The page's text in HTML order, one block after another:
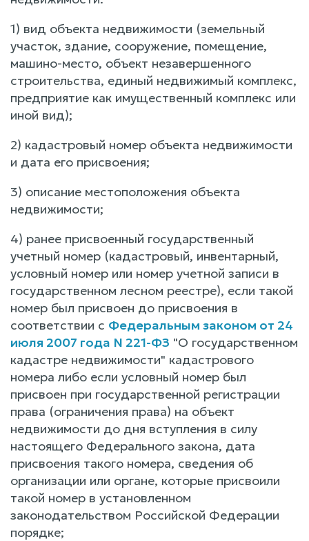
1) вид объекта недвижимости (земельный
участок, здание, сооружение, помещение,
машино-место, объект незавершенного
строительства, единый недвижимый комплекс,
предприятие как имущественный комплекс или
иной вид);
2) кадастровый номер объекта недвижимости
и дата его присвоения;
3) описание местоположения объекта
недвижимости;
4) ранее присвоенный государственный
учетный номер (кадастровый, инвентарный,
условный номер или номер учетной записи в
государственном лесном реестре), если такой
номер был присвоен до присвоения в
соответствии с Федеральным законом от 24
июля 2007 года N 221-ФЗ "О государственном
кадастре недвижимости" кадастрового
номера либо если условный номер был
присвоен при государственной регистрации
права (ограничения права) на объект
недвижимости до дня вступления в силу
настоящего Федерального закона, дата
присвоения такого номера, сведения об
организации или органе, которые присвоили
такой номер в установленном
законодательством Российской Федерации
порядке;